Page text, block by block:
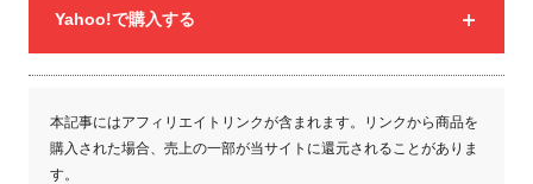
Yahoo!で購入する
本記事にはアフィリエイトリンクが含まれます。リンクから商品を
購入された場合、売上の一部が当サイトに還元されることがありま
す。